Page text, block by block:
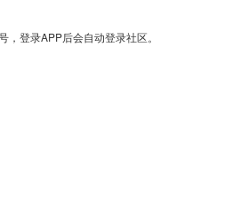
，登录APP后会自动登录社区。